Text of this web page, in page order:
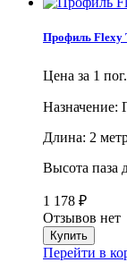
Профиль Flexy
Цена за 1
Назначение:
Длина: 2
Высота паза
1 178 ₽
Отзывов нет
Перейти в